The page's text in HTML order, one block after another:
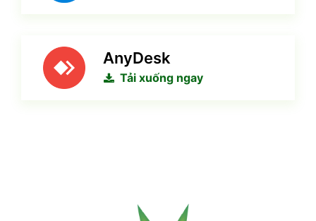
AnyDesk
Tải xuống ngay